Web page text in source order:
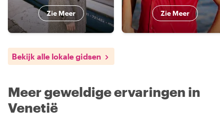
Zie Meer Zie Meer
Bekijk alle lokale gidsen
Meer geweldige ervaringen in
Venetië